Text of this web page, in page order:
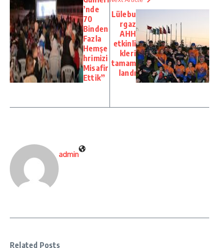
’nde
70
Binden
Fazla
Hemşe
hrimizi
Misafir
Ettik”
Lülebu
rgaz
AHH
etkinli
kleri
tamam
landı
admin
Related Posts